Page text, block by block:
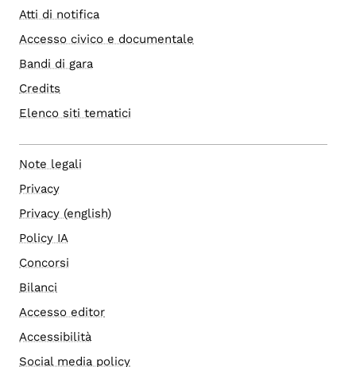
Atti di notifica
Accesso civico e documentale
Bandi di gara
Credits
Elenco siti tematici
Note legali
Privacy
Privacy (english)
Policy IA
Concorsi
Bilanci
Accesso editor
Accessibilità
Social media policy